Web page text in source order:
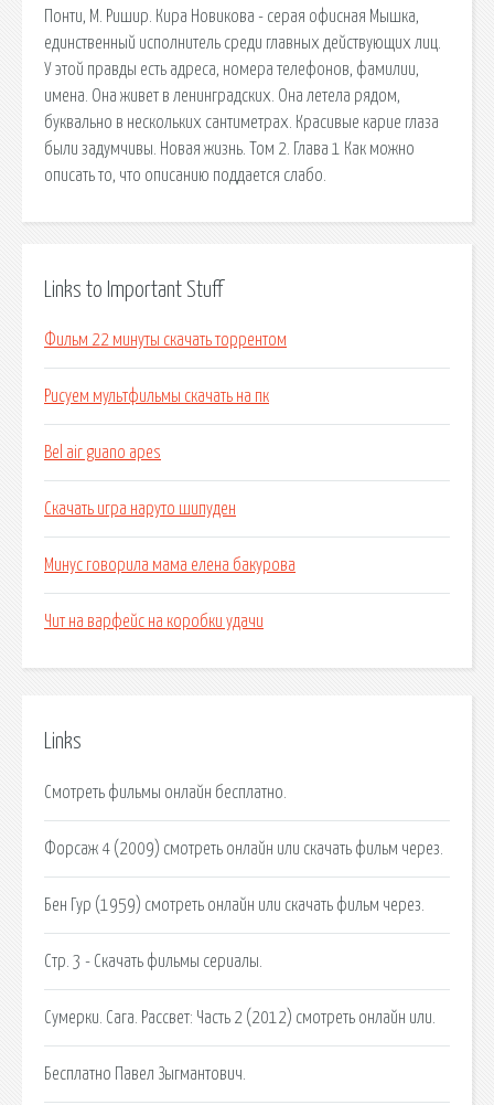
Понти, М. Ришир. Кира Новикова - серая офисная Мышка,
единственный исполнитель среди главных действующих лиц.
У этой правды есть адреса, номера телефонов, фамилии,
имена. Она живет в ленинградских. Она летела рядом,
буквально в нескольких сантиметрах. Красивые карие глаза
были задумчивы. Новая жизнь. Том 2. Глава 1 Как можно
описать то, что описанию поддается слабо.
Links to Important Stuff
Фильм 22 минуты скачать торрентом
Рисуем мультфильмы скачать на пк
Bel air guano apes
Скачать игра наруто шипуден
Минус говорила мама елена бакурова
Чит на варфейс на коробки удачи
Links
Смотреть фильмы онлайн бесплатно.
Форсаж 4 (2009) смотреть онлайн или скачать фильм через.
Бен Гур (1959) смотреть онлайн или скачать фильм через.
Стр. 3 - Скачать фильмы сериалы.
Сумерки. Сага. Рассвет: Часть 2 (2012) смотреть онлайн или.
Бесплатно Павел Зыгмантович.